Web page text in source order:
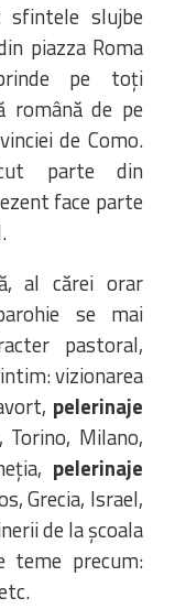
sfintele slujbe
piazza Roma
pe toţi
română de pe
de Como.
parte din
face parte
al cărei orar
se mai
pastoral,
vizionarea
pelerinaje
Torino, Milano,
pelerinaje
Grecia, Israel,
de la şcoala
teme precum: